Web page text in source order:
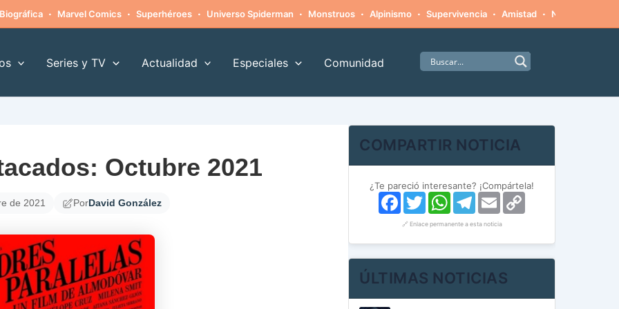
Biográfica · Marvel Comics · Superhéroes · Universo Spiderman · Monstruos · Alpinismo · Supervivencia · Amistad · Naturaleza
Series y TV Actualidad Especiales Comunidad
Octubre 2021
de 2021 PorDavid González
COMPARTIR NOTICIA
¿Te pareció interesante? ¡Compártela!
Facebook
TwitterWhatsApp
Telegram
Email
🔗 Enlace permanente a esta noticia
ÚLTIMAS NOTICIAS